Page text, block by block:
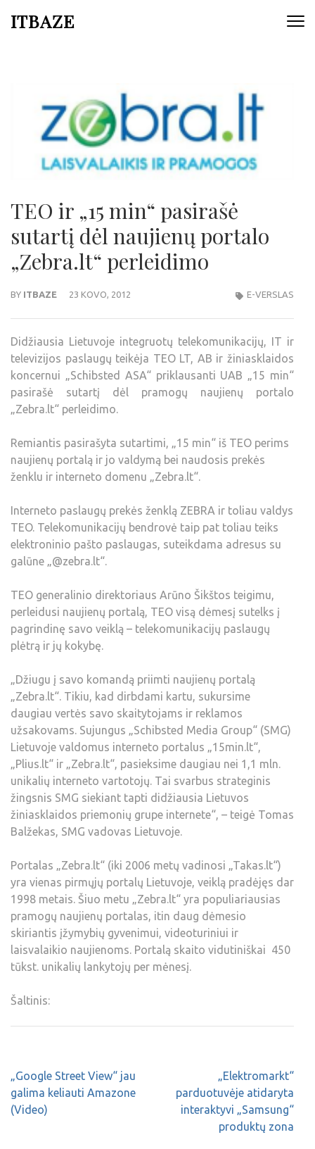
ITBAZE
TEO ir „15 min“ pasirašė
sutartį dėl naujienų portalo
„Zebra.lt“ perleidimo
BY ITBAZE 23 KOVO, 2012 E-VERSLAS
Didžiausia Lietuvoje integruotų telekomunikacijų, IT ir
televizijos paslaugų teikėja TEO LT, AB ir žiniasklaidos
koncernui „Schibsted ASA“ priklausanti UAB „15 min“
pasirašė sutartį dėl pramogų naujienų portalo
„Zebra.lt“ perleidimo.
Remiantis pasirašyta sutartimi, „15 min“ iš TEO perims
naujienų portalą ir jo valdymą bei naudosis prekės
ženklu ir interneto domenu „Zebra.lt“.
Interneto paslaugų prekės ženklą ZEBRA ir toliau valdys
TEO. Telekomunikacijų bendrovė taip pat toliau teiks
elektroninio pašto paslaugas, suteikdama adresus su
galūne „@zebra.lt“.
TEO generalinio direktoriaus Arūno Šikštos teigimu,
perleidusi naujienų portalą, TEO visą dėmesį sutelks į
pagrindinę savo veiklą – telekomunikacijų paslaugų
plėtrą ir jų kokybę.
„Džiugu į savo komandą priimti naujienų portalą
„Zebra.lt“. Tikiu, kad dirbdami kartu, sukursime
daugiau vertės savo skaitytojams ir reklamos
užsakovams. Sujungus „Schibsted Media Group“ (SMG)
Lietuvoje valdomus interneto portalus „15min.lt“,
„Plius.lt“ ir „Zebra.lt“, pasieksime daugiau nei 1,1 mln.
unikalių interneto vartotojų. Tai svarbus strateginis
žingsnis SMG siekiant tapti didžiausia Lietuvos
žiniasklaidos priemonių grupe internete“, – teigė Tomas
Balžekas, SMG vadovas Lietuvoje.
Portalas „Zebra.lt“ (iki 2006 metų vadinosi „Takas.lt“)
yra vienas pirmųjų portalų Lietuvoje, veiklą pradėjęs dar
1998 metais. Šiuo metu „Zebra.lt“ yra populiariausias
pramogų naujienų portalas, itin daug dėmesio
skiriantis įžymybių gyvenimui, videoturiniui ir
laisvalaikio naujienoms. Portalą skaito vidutiniškai 450
tūkst. unikalių lankytojų per mėnesį.
Šaltinis:
„Google Street View“ jau
galima keliauti Amazone
(Video)
„Elektromarkt“
parduotuvėje atidaryta
interaktyvi „Samsung“
produktų zona